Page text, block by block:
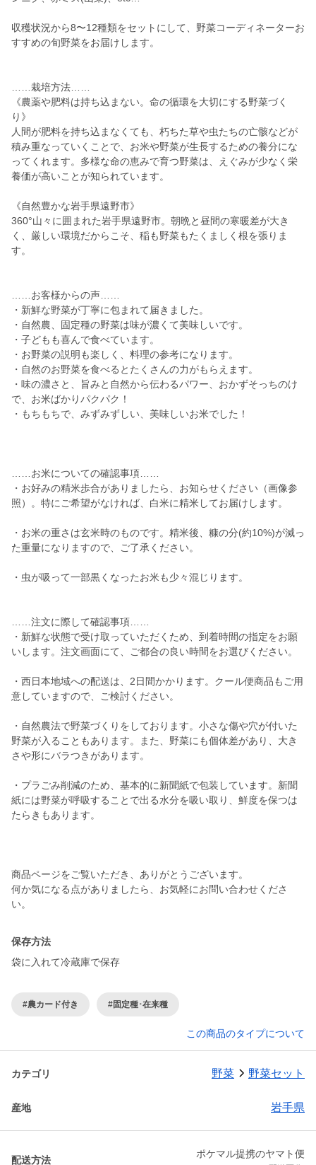
収穫状況から8〜12種類をセットにして、野菜コーディネーターお
すすめの旬野菜をお届けします。
……栽培方法……
《農薬や肥料は持ち込まない。命の循環を大切にする野菜づく
り》
人間が肥料を持ち込まなくても、朽ちた草や虫たちの亡骸などが
積み重なっていくことで、お米や野菜が生長するための養分にな
ってくれます。多様な命の恵みで育つ野菜は、えぐみが少なく栄
養価が高いことが知られています。
《自然豊かな岩手県遠野市》
360°山々に囲まれた岩手県遠野市。朝晩と昼間の寒暖差が大き
く、厳しい環境だからこそ、稲も野菜もたくましく根を張りま
す。
……お客様からの声……
・新鮮な野菜が丁寧に包まれて届きました。
・自然農、固定種の野菜は味が濃くて美味しいです。
・子どもも喜んで食べています。
・お野菜の説明も楽しく、料理の参考になります。
・自然のお野菜を食べるとたくさんの力がもらえます。
・味の濃さと、旨みと自然から伝わるパワー、おかずそっちのけ
で、お米ばかりパクパク！
・もちもちで、みずみずしい、美味しいお米でした！
……お米についての確認事項……
・お好みの精米歩合がありましたら、お知らせください（画像参
照）。特にご希望がなければ、白米に精米してお届けします。
・お米の重さは玄米時のものです。精米後、糠の分(約10%)が減っ
た重量になりますので、ご了承ください。
・虫が吸って一部黒くなったお米も少々混じります。
……注文に際して確認事項……
・新鮮な状態で受け取っていただくため、到着時間の指定をお願
いします。注文画面にて、ご都合の良い時間をお選びください。
・西日本地域への配送は、2日間かかります。クール便商品もご用
意していますので、ご検討ください。
・自然農法で野菜づくりをしております。小さな傷や穴が付いた
野菜が入ることもあります。また、野菜にも個体差があり、大き
さや形にバラつきがあります。
・プラごみ削減のため、基本的に新聞紙で包装しています。新聞
紙には野菜が呼吸することで出る水分を吸い取り、鮮度を保つは
たらきもあります。
商品ページをご覧いただき、ありがとうございます。
何か気になる点がありましたら、お気軽にお問い合わせくださ
い。
保存方法
袋に入れて冷蔵庫で保存
#農カード付き #固定種･在来種
この商品のタイプについて
カテゴリ 野菜 野菜セット
産地 岩手県
配送方法
ポケマル提携のヤマト便